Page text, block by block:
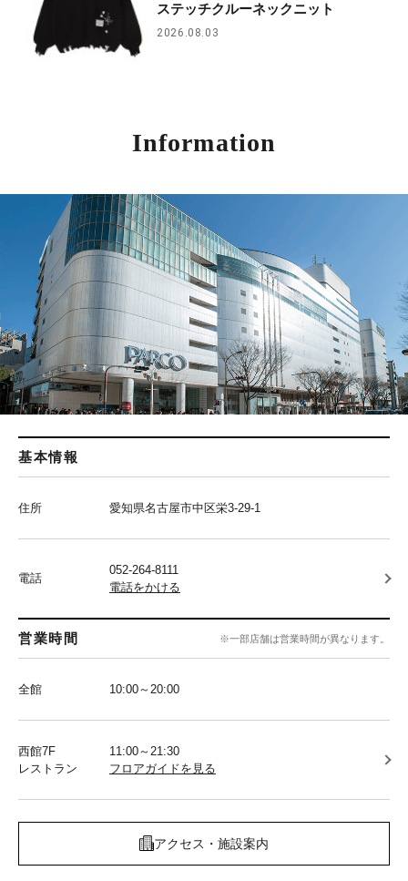
ステッチクルーネックニット
2026.08.03
Information
基本情報
住所 愛知県名古屋市中区栄3-29-1
電話
052-264-8111
電話をかける
営業時間 ※一部店舗は営業時間が異なります。
全館 10:00～20:00
西館7F
レストラン
11:00～21:30
フロアガイドを見る
アクセス・施設案内